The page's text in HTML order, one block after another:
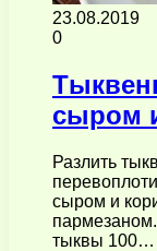
23.08.2019
0
сыром
Разлить
сыром и
тыквы 100…